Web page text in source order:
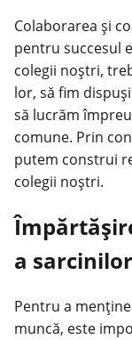
Colaborarea și
pentru succesul
colegii noștri,
lor, să fim
să lucrăm
comune. Prin
putem construi
colegii noștri.
a
Pentru a
muncă, este